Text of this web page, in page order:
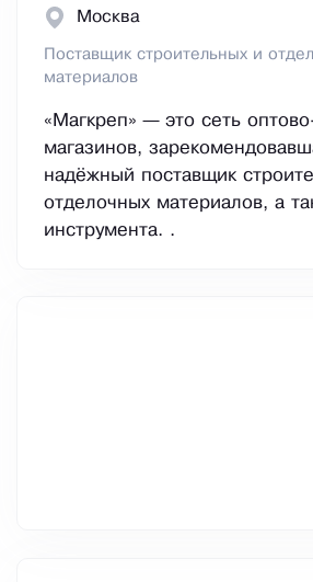
Москва
Поставщик строительных и
материалов
«Магкреп» — это сеть
магазинов,
надёжный поставщик
отделочных материалов, а
инструмента. .